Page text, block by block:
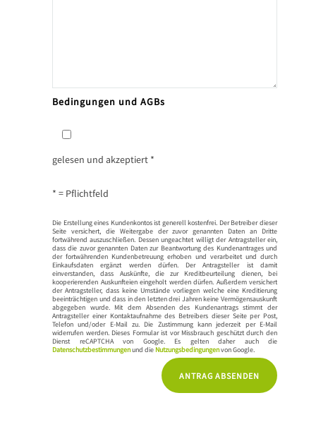
Bedingungen und AGBs
gelesen und akzeptiert *
* = Pflichtfeld
Die Erstellung eines Kundenkontos ist generell kostenfrei. Der Betreiber dieser
Seite versichert, die Weitergabe der zuvor genannten Daten an Dritte
fortwährend auszuschließen. Dessen ungeachtet willigt der Antragsteller ein,
dass die zuvor genannten Daten zur Beantwortung des Kundenantrages und
der fortwährenden Kundenbetreuung erhoben und verarbeitet und durch
Einkaufsdaten ergänzt werden dürfen. Der Antragsteller ist damit
einverstanden, dass Auskünfte, die zur Kreditbeurteilung dienen, bei
kooperierenden Auskunfteien eingeholt werden dürfen. Außerdem versichert
der Antragsteller, dass keine Umstände vorliegen welche eine Kreditierung
beeinträchtigen und dass in den letzten drei Jahren keine Vermögensauskunft
abgegeben wurde. Mit dem Absenden des Kundenantrags stimmt der
Antragsteller einer Kontaktaufnahme des Betreibers dieser Seite per Post,
Telefon und/oder E-Mail zu. Die Zustimmung kann jederzeit per E-Mail
widerrufen werden. Dieses Formular ist vor Missbrauch geschützt durch den
Dienst reCAPTCHA von Google. Es gelten daher auch die
Datenschutzbestimmungenund die Nutzungsbedingungenvon Google.